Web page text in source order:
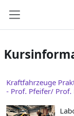
Kraftfahrzeuge
- Prof. Pfeifer/